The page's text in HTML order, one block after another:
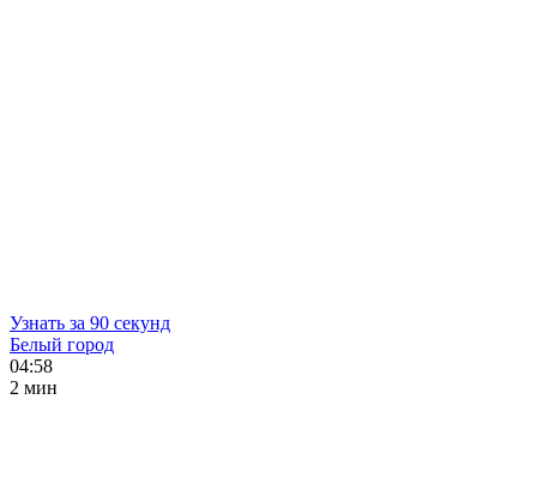
Узнать за 90 секунд
Белый город
04:58
2 мин